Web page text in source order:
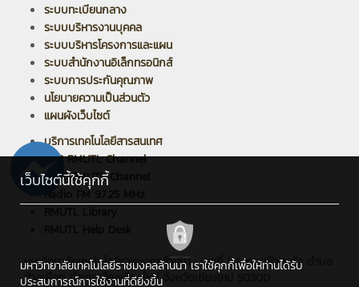
ระบบทะเบียนกลาง
ระบบบริหารงานบุคคล
ระบบบริหารโครงการและแผน
ระบบสำนักงานอิเล็กทรอนิกส์
ระบบการประกันคุณภาพ
นโยบายความเป็นส่วนตัว
แผนผังเว็บไซต์
บริการเทคโนโลยีสารสนเทศ
PPR RMUTL Channel
ARIT RMUTL Channel
Radio FM 97.25 MHz
มหาวิทยาลัยเทคโนโลยีราชมงคลล้านนา : เลขที่ 128 ถนนห้วยแก้ว ตำบล
ช้างเผือก อำเภอเมืองเชียงใหม่ จังหวัดเชียงใหม่ 50300
เว็บไซต์นี้ใช้คุกกี้
มหาวิทยาลัยเทคโนโลยีราชมงคลล้านนา เราใช้คุกกี้เพื่อให้ท่านได้รับ
ประสบการณ์การใช้งานที่ดียิ่งขึ้น